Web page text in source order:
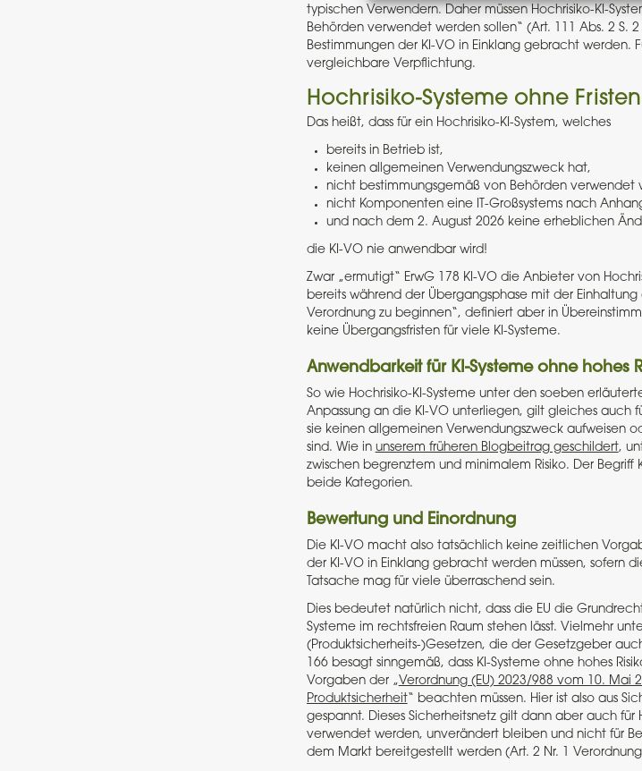
typischen Verwendern. Daher müssen Hochrisiko-KI-
Behörden verwendet werden sollen“ (Art. 111 Abs. 2 S.
Bestimmungen der KI-VO in Einklang gebracht werden.
vergleichbare Verpflichtung.
Hochrisiko-Systeme ohne Fristen
Das heißt, dass für ein Hochrisiko-KI-System, welches
bereits in Betrieb ist,
keinen allgemeinen Verwendungszweck hat,
nicht bestimmungsgemäß von Behörden verwendet
nicht Komponenten eine IT-Großsystems nach
und nach dem 2. August 2026 keine erheblichen
die KI-VO nie anwendbar wird!
Zwar „ermutigt“ ErwG 178 KI-VO die Anbieter von
bereits während der Übergangsphase mit der
Verordnung zu beginnen“, definiert aber in
keine Übergangsfristen für viele KI-Systeme.
Anwendbarkeit für KI-Systeme ohne hohes
So wie Hochrisiko-KI-Systeme unter den soeben
Anpassung an die KI-VO unterliegen, gilt gleiches auch
sie keinen allgemeinen Verwendungszweck aufweisen
sind. Wie in unserem früheren Blogbeitrag geschildert,
zwischen begrenztem und minimalem Risiko. Der Begriff
beide Kategorien.
Bewertung und Einordnung
Die KI-VO macht also tatsächlich keine zeitlichen
der KI-VO in Einklang gebracht werden müssen, sofern
Tatsache mag für viele überraschend sein.
Dies bedeutet natürlich nicht, dass die EU die
Systeme im rechtsfreien Raum stehen lässt. Vielmehr
(Produktsicherheits-)Gesetzen, die der Gesetzgeber
166 besagt sinngemäß, dass KI-Systeme ohne hohes
Vorgaben der „Verordnung (EU) 2023/988 vom 10. Mai
Produktsicherheit“ beachten müssen. Hier ist also aus
gespannt. Dieses Sicherheitsnetz gilt dann aber auch für
verwendet werden, unverändert bleiben und nicht für
dem Markt bereitgestellt werden (Art. 2 Nr. 1 Verordnung